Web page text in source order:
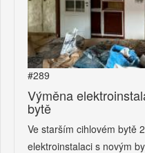
#289
Výměna
bytě
Ve starším cihlovém bytě
elektroinstalaci s novým